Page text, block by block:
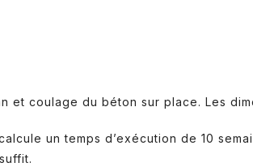
et coulage du béton sur place. Les
un temps d’exécution de 10